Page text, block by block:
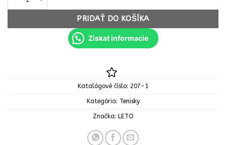
PRIDAŤ DO KOŠÍKA
Ziskat informacie
Katalógové číslo: 207-1
Kategória: Tenisky
Značka: LETO